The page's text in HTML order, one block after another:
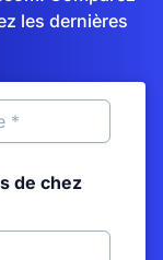
les dernières
de chez